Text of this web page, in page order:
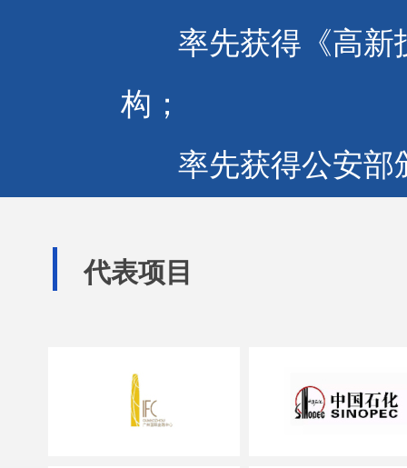
率先获得《高新
构；
率先获得公安部
率先获得政府认定
率先引进并运用
代表项目